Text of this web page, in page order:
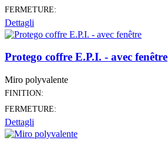
FERMETURE:
Dettagli
Protego coffre E.P.I. - avec fenêtre
Miro polyvalente
FINITION:
FERMETURE:
Dettagli